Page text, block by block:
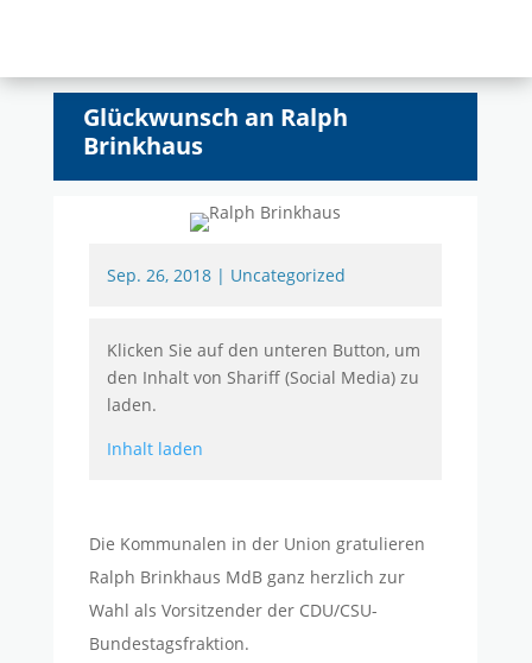
Glückwunsch an Ralph
Brinkhaus
Sep. 26, 2018| Uncategorized
Klicken Sie auf den unteren Button, um
den Inhalt von Shariff (Social Media) zu
laden.
Inhalt laden
Die Kommunalen in der Union gratulieren
Ralph Brinkhaus MdB ganz herzlich zur
Wahl als Vorsitzender der CDU/CSU-
Bundestagsfraktion.